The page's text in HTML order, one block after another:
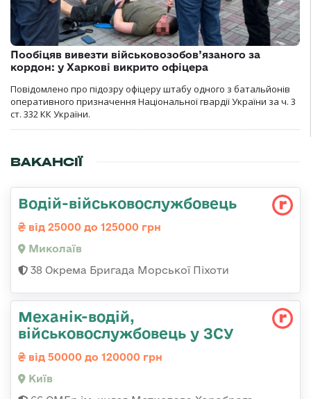
Пообіцяв вивезти військовозобов’язаного за
кордон: у Харкові викрито офіцера
Повідомлено про підозру офіцеру штабу одного з батальйонів
оперативного призначення Національної гвардії України за ч. 3
ст. 332 КК України.
ВАКАНСІЇ
Водій-військовослужбовець
від 25000 до 125000 грн
Миколаїв
38 Окрема Бригада Морської Піхоти
Механік-водій,
військовослужбовець у ЗСУ
від 50000 до 120000 грн
Київ